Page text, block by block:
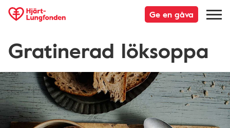
Ge en gåva
Gratinerad löksoppa